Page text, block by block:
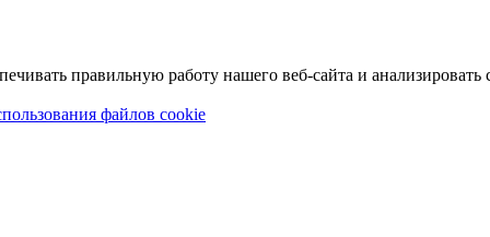
правильную работу нашего веб-сайта и анализировать
файлов cookie